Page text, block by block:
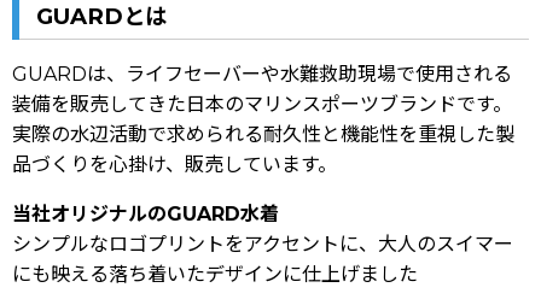
GUARDとは
GUARDは、ライフセーバーや水難救助現場で使用される
装備を販売してきた日本のマリンスポーツブランドです。
実際の水辺活動で求められる耐久性と機能性を重視した製
品づくりを心掛け、販売しています。
当社オリジナルのGUARD水着
シンプルなロゴプリントをアクセントに、大人のスイマー
にも映える落ち着いたデザインに仕上げました